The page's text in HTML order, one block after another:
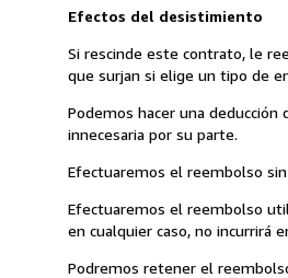
Efectos del desistimiento
Si rescinde este contrato, le
que surjan si elige un tipo de
Podemos hacer una
innecesaria por su parte.
Efectuaremos el reembolso
Efectuaremos el reembolso
en cualquier caso, no incurrirá
Podremos retener el